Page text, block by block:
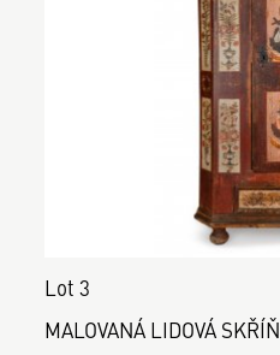
Lot 3
MALOVANÁ LIDOVÁ SKŘÍŇ